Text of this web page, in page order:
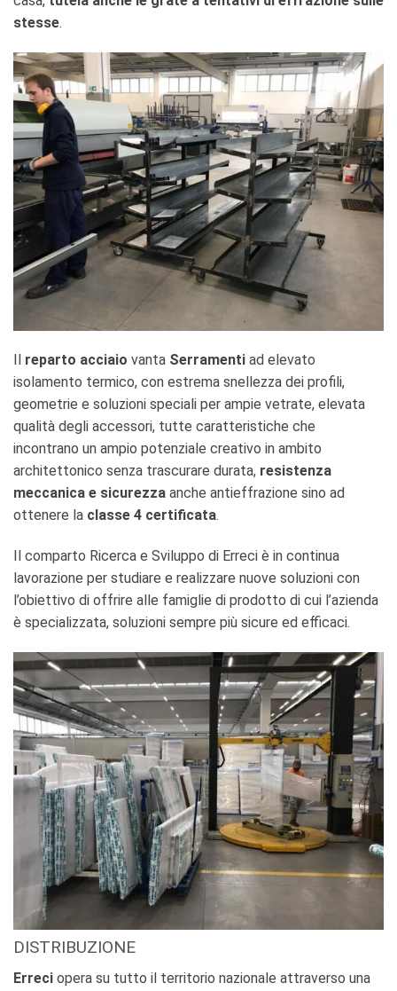
stesse.
reparto acciaio vanta Serramenti ad elevato
isolamento termico, con estrema snellezza dei profili,
geometrie e soluzioni speciali per ampie vetrate, elevata
qualità degli accessori, tutte caratteristiche che
incontrano un ampio potenziale creativo in ambito
architettonico senza trascurare durata, resistenza
meccanica e sicurezza anche antieffrazione sino ad
ottenere la classe 4 certificata.
Il comparto Ricerca e Sviluppo di Erreci è in continua
lavorazione per studiare e realizzare nuove soluzioni con
l’obiettivo di offrire alle famiglie di prodotto di cui l’azienda
è specializzata, soluzioni sempre più sicure ed efficaci.
DISTRIBUZIONE
Erreci opera su tutto il territorio nazionale attraverso una